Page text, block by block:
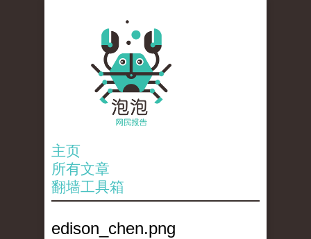
主页
所有文章
翻墙工具箱
edison_chen.png